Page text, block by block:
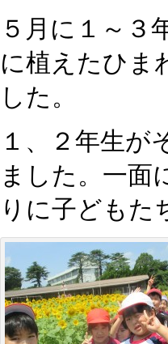
５月に１～３
に植えたひま
した。
１、２年生が
ました。一面
りに子どもた